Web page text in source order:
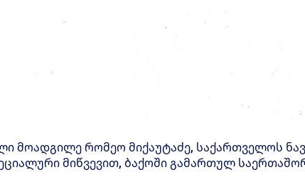
მოადგილე რომეო მიქაუტაძე, საქართველოს
მიწვევით, ბაქოში გამართულ